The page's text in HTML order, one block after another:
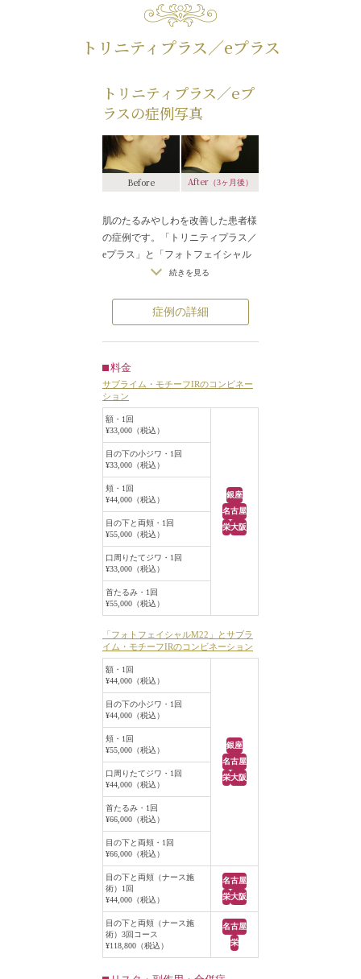
トリニティプラス／eプラス
トリニティプラス／eプ
ラスの症例写真
Before After（3ヶ月後）
肌のたるみやしわを改善した患者様
の症例です。「トリニティプラス／
eプラス」と「フォトフェイシャル
M22」を組み合わせることで肌の色
治療です。「トリニティプラス／e
プラス」で、お肌のたるみ、しわ、
毛穴、キメ、テクスチャを、「フォ
ーンや赤みを、それぞれ改善してい
きます。
即効性をできるだけ早く実感したい
患者様、ダウンタイムがあまりとれ
ない患者様が選択される治療方法の
一つです。
続きを見る
症例の詳細
料金
サブライム・モチーフIRのコンビネー
ション
額・1回
¥33,000（税込）
銀座
名古屋
栄大阪
目の下の小ジワ・1回
¥33,000（税込）
頬・1回
¥44,000（税込）
目の下と両頬・1回
¥55,000（税込）
口周りたてジワ・1回
¥33,000（税込）
首たるみ・1回
¥55,000（税込）
「フォトフェイシャルM22」とサブラ
イム・モチーフIRのコンビネーション
額・1回
¥44,000（税込）
銀座
名古屋
栄大阪
目の下の小ジワ・1回
¥44,000（税込）
頬・1回
¥55,000（税込）
口周りたてジワ・1回
¥44,000（税込）
首たるみ・1回
¥66,000（税込）
目の下と両頬・1回
¥66,000（税込）
目の下と両頬（ナース施
術）1回
¥44,000（税込）
名古屋
栄大阪
目の下と両頬（ナース施
術）3回コース
¥118,800（税込）
名古屋
栄